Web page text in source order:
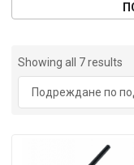
Showing all 7 results